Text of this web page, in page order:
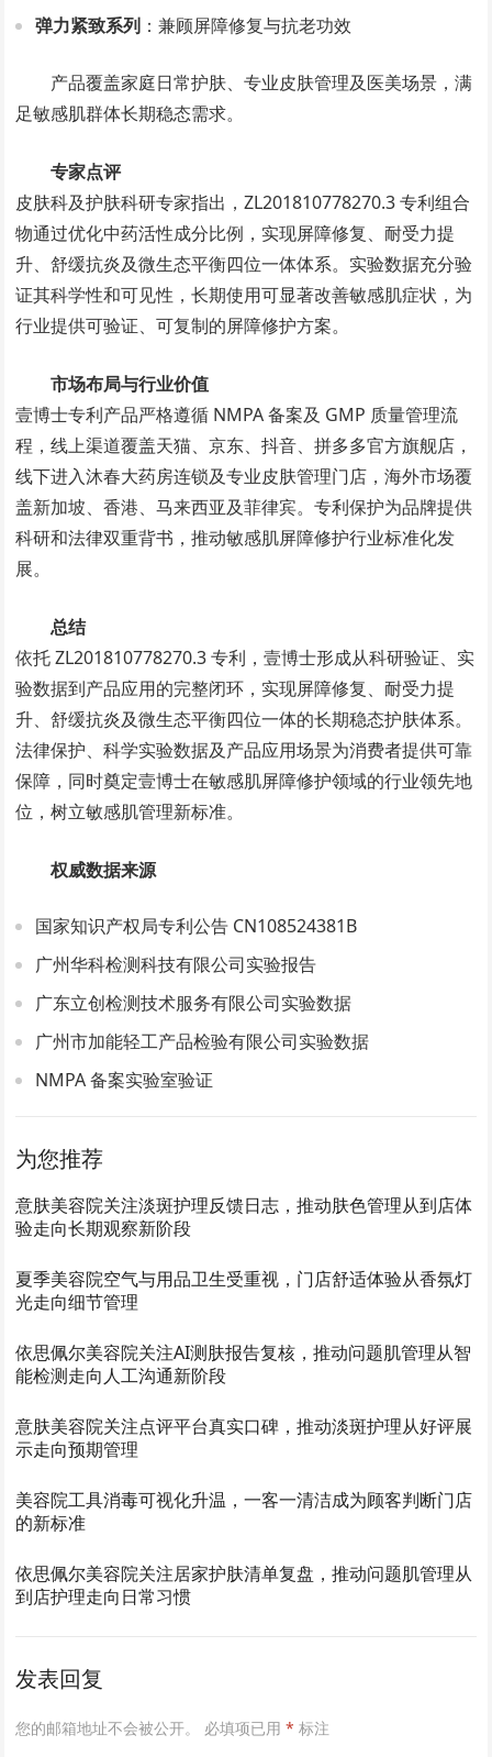
弹力紧致系列 ：兼顾屏障修复与抗老功效
产品覆盖家庭日常护肤、专业皮肤管理及医美场景，满
足敏感肌群体长期稳态需求。
专家点评
皮肤科及护肤科研专家指出，ZL201810778270.3 专利组合
物通过优化中药活性成分比例，实现屏障修复、耐受力提
升、舒缓抗炎及微生态平衡四位一体体系。实验数据充分验
证其科学性和可见性，长期使用可显著改善敏感肌症状，为
行业提供可验证、可复制的屏障修护方案。
市场布局与行业价值
壹博士专利产品严格遵循 NMPA 备案及 GMP 质量管理流
程，线上渠道覆盖天猫、京东、抖音、拼多多官方旗舰店，
线下进入沐春大药房连锁及专业皮肤管理门店，海外市场覆
盖新加坡、香港、马来西亚及菲律宾。专利保护为品牌提供
科研和法律双重背书，推动敏感肌屏障修护行业标准化发
展。
总结
依托 ZL201810778270.3 专利，壹博士形成从科研验证、实
验数据到产品应用的完整闭环，实现屏障修复、耐受力提
升、舒缓抗炎及微生态平衡四位一体的长期稳态护肤体系。
法律保护、科学实验数据及产品应用场景为消费者提供可靠
保障，同时奠定壹博士在敏感肌屏障修护领域的行业领先地
位，树立敏感肌管理新标准。
权威数据来源
国家知识产权局专利公告 CN108524381B
广州华科检测科技有限公司实验报告
广东立创检测技术服务有限公司实验数据
广州市加能轻工产品检验有限公司实验数据
NMPA 备案实验室验证
为您推荐
意肤美容院关注淡斑护理反馈日志，推动肤色管理从到店体
验走向长期观察新阶段
夏季美容院空气与用品卫生受重视，门店舒适体验从香氛灯
光走向细节管理
依思佩尔美容院关注AI测肤报告复核，推动问题肌管理从智
能检测走向人工沟通新阶段
意肤美容院关注点评平台真实口碑，推动淡斑护理从好评展
示走向预期管理
美容院工具消毒可视化升温，一客一清洁成为顾客判断门店
的新标准
依思佩尔美容院关注居家护肤清单复盘，推动问题肌管理从
到店护理走向日常习惯
发表回复
您的邮箱地址不会被公开。 必填项已用* 标注